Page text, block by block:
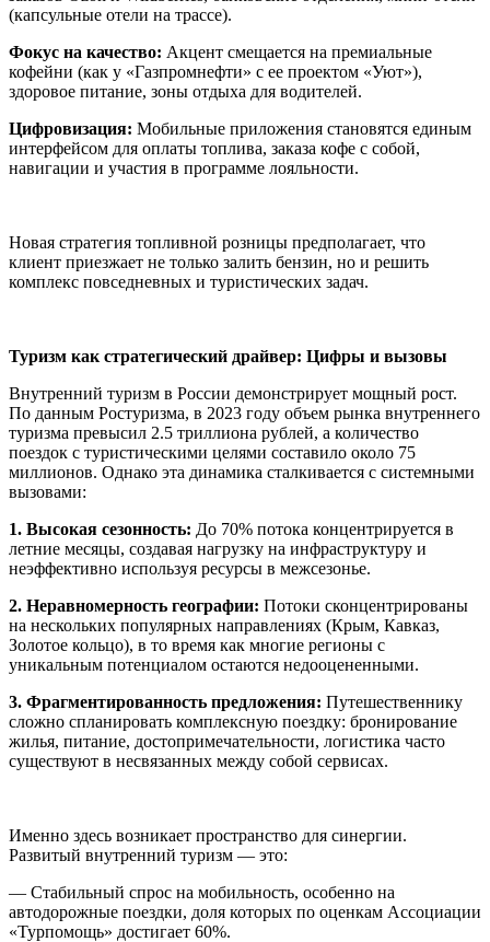
(капсульные отели на трассе).
Фокус на качество: Акцент смещается на премиальные
кофейни (как у «Газпромнефти» с ее проектом «Уют»),
здоровое питание, зоны отдыха для водителей.
Цифровизация: Мобильные приложения становятся единым
интерфейсом для оплаты топлива, заказа кофе с собой,
навигации и участия в программе лояльности.
Новая стратегия топливной розницы предполагает, что
клиент приезжает не только залить бензин, но и решить
комплекс повседневных и туристических задач.
Туризм как стратегический драйвер: Цифры и вызовы
Внутренний туризм в России демонстрирует мощный рост.
По данным Ростуризма, в 2023 году объем рынка внутреннего
туризма превысил 2.5 триллиона рублей, а количество
поездок с туристическими целями составило около 75
миллионов. Однако эта динамика сталкивается с системными
вызовами:
1. Высокая сезонность: До 70% потока концентрируется в
летние месяцы, создавая нагрузку на инфраструктуру и
неэффективно используя ресурсы в межсезонье.
2. Неравномерность географии: Потоки сконцентрированы
на нескольких популярных направлениях (Крым, Кавказ,
Золотое кольцо), в то время как многие регионы с
уникальным потенциалом остаются недооцененными.
3. Фрагментированность предложения: Путешественнику
сложно спланировать комплексную поездку: бронирование
жилья, питание, достопримечательности, логистика часто
существуют в несвязанных между собой сервисах.
Именно здесь возникает пространство для синергии.
Развитый внутренний туризм — это:
— Стабильный спрос на мобильность, особенно на
автодорожные поездки, доля которых по оценкам Ассоциации
«Турпомощь» достигает 60%.